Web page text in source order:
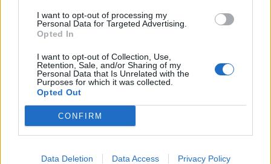
I want to opt-out of processing my
Personal Data for Targeted Advertising.
Opted In
I want to opt-out of Collection, Use,
Retention, Sale, and/or Sharing of my
Personal Data that Is Unrelated with the
Purposes for which it was collected.
Opted Out
CONFIRM
Data Deletion Data Access Privacy Policy
aquest navegador per a la propera vegada que comenti.
ÚLTIMES NOTÍCIES
Festes